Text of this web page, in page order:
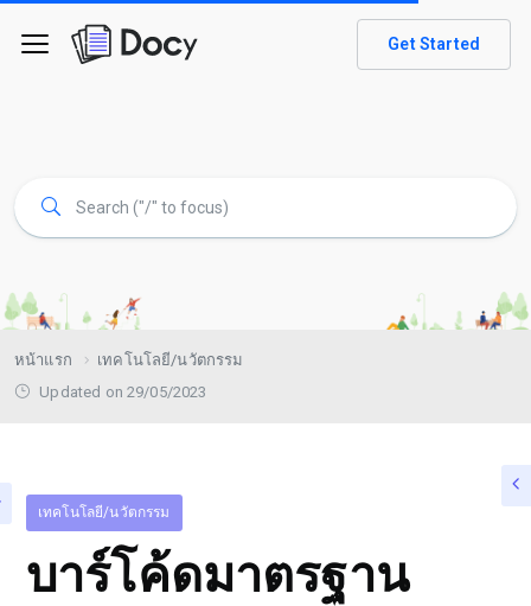
Get Started
หน้าแรก
เทคโนโลยี/นวัตกรรม
Updated on 29/05/2023
เทคโนโลยี/นวัตกรรม
บาร์โค้ดมาตรฐาน